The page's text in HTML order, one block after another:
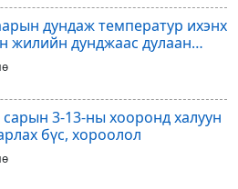
дундаж температур ихэнх
жилийн дунджаас дулаан
3-13-ны хооронд халуун
бүс, хороолол